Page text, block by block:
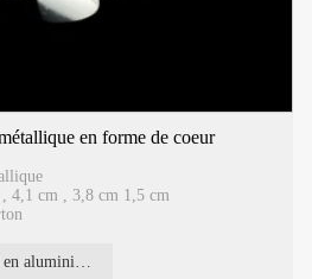
en forme de coeur
4,1 cm , 3,8 cm 1,5 cm
formes de confettis en aluminium